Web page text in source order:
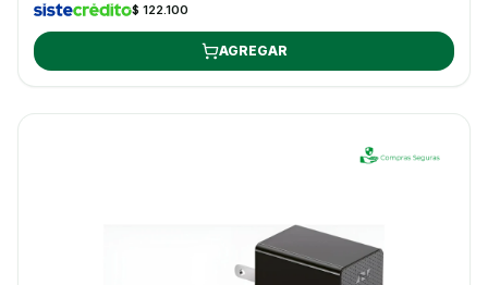
$ 122.100
AGREGAR